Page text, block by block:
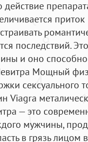
последствий.
и оно способно
Мощный
сексуального
Viagra
— это
мужчины,
в грязь